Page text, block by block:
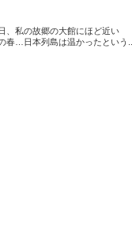
、私の故郷の大館にほど近い
春…日本列島は温かったという...